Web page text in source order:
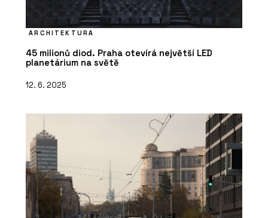
ARCHITEKTURA
45 milionů diod. Praha otevírá největší LED
planetárium na světě
12. 6. 2025